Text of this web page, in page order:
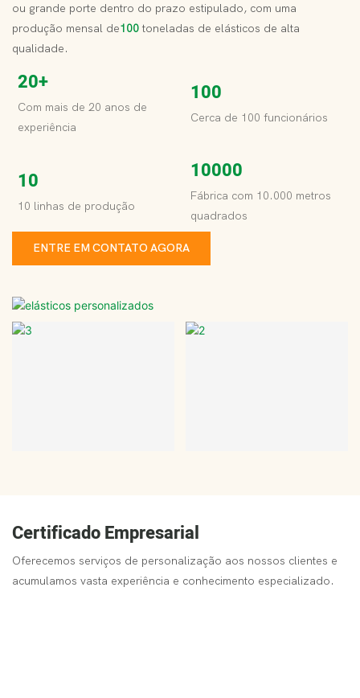
ou grande porte dentro do prazo estipulado, com uma
produção mensal de100 toneladas de elásticos de alta
qualidade.
20+
Com mais de 20 anos de
experiência
100
Cerca de 100 funcionários
10
10 linhas de produção
10000
Fábrica com 10.000 metros
quadrados
ENTRE EM CONTATO AGORA
Certificado Empresarial
Oferecemos serviços de personalização aos nossos clientes e
acumulamos vasta experiência e conhecimento especializado.